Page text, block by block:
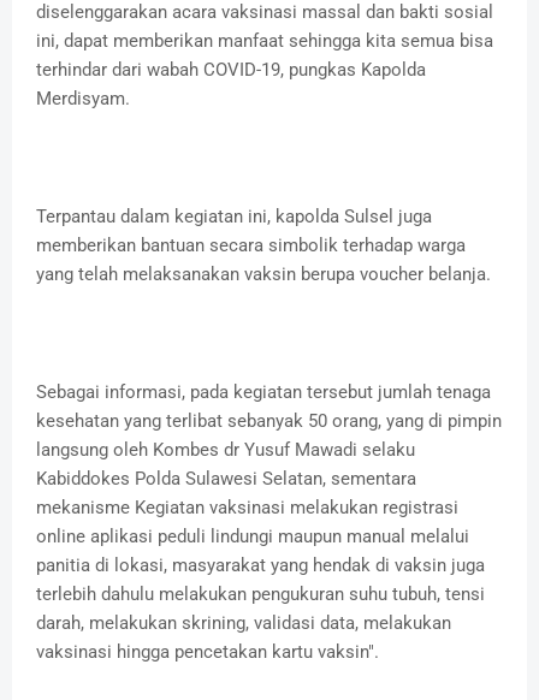
diselenggarakan acara vaksinasi massal dan bakti sosial
ini, dapat memberikan manfaat sehingga kita semua bisa
terhindar dari wabah COVID-19, pungkas Kapolda
Merdisyam.
Terpantau dalam kegiatan ini, kapolda Sulsel juga
memberikan bantuan secara simbolik terhadap warga
yang telah melaksanakan vaksin berupa voucher belanja.
Sebagai informasi, pada kegiatan tersebut jumlah tenaga
kesehatan yang terlibat sebanyak 50 orang, yang di pimpin
langsung oleh Kombes dr Yusuf Mawadi selaku
Kabiddokes Polda Sulawesi Selatan, sementara
mekanisme Kegiatan vaksinasi melakukan registrasi
online aplikasi peduli lindungi maupun manual melalui
panitia di lokasi, masyarakat yang hendak di vaksin juga
terlebih dahulu melakukan pengukuran suhu tubuh, tensi
darah, melakukan skrining, validasi data, melakukan
vaksinasi hingga pencetakan kartu vaksin".